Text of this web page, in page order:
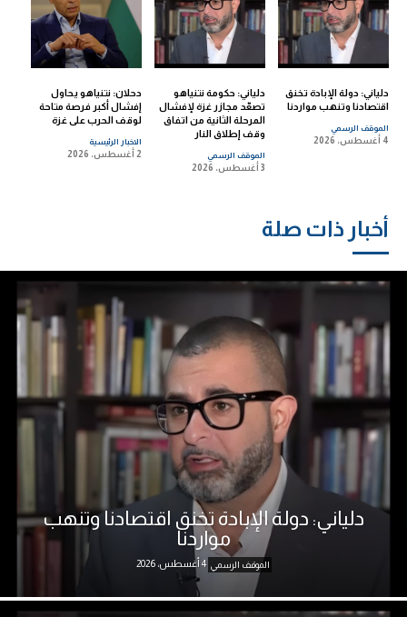
دلياني: دولة الإبادة تخنق
اقتصادنا وتنهب مواردنا
الموقف الرسمي
4 أغسطس، 2026
دلياني: حكومة نتنياهو
تصعّد مجازر غزة لإفشال
المرحلة الثانية من اتفاق
وقف إطلاق النار
الموقف الرسمي
3 أغسطس، 2026
دحلان: نتنياهو يحاول
إفشال أكبر فرصة متاحة
لوقف الحرب على غزة
الاخبار الرئيسية
2 أغسطس، 2026
أخبار ذات صلة
دلياني: دولة الإبادة تخنق اقتصادنا وتنهب
مواردنا
الموقف الرسمي 4 أغسطس، 2026